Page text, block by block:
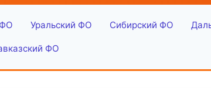
Уральский ФО Сибирский ФО
ФО